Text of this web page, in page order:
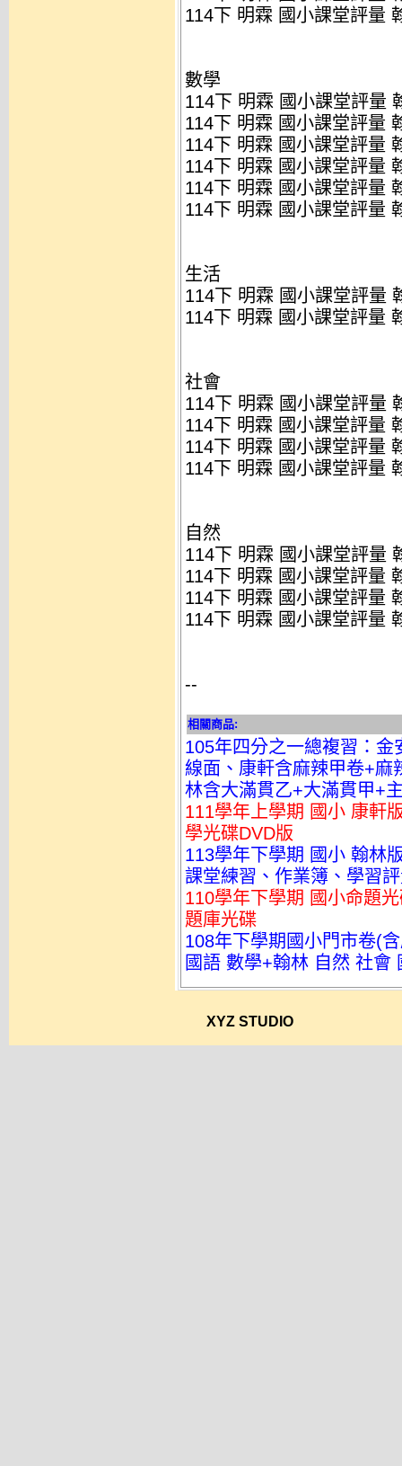
114下 明霖 國小課堂評量
數學
114下 明霖 國小課堂評量
114下 明霖 國小課堂評量
114下 明霖 國小課堂評量
114下 明霖 國小課堂評量
114下 明霖 國小課堂評量
114下 明霖 國小課堂評量
生活
114下 明霖 國小課堂評量
114下 明霖 國小課堂評量
社會
114下 明霖 國小課堂評量
114下 明霖 國小課堂評量
114下 明霖 國小課堂評量
114下 明霖 國小課堂評量
自然
114下 明霖 國小課堂評量
114下 明霖 國小課堂評量
114下 明霖 國小課堂評量
114下 明霖 國小課堂評量
--
相關商品:
105年四分之一總複習：
線面、康軒含麻辣甲卷+麻
林含大滿貫乙+大滿貫甲+
111學年上學期 國小 康軒
學光碟DVD版
113學年下學期 國小 翰林
課堂練習、作業簿、學習
110學年下學期 國小命題
題庫光碟
108年下學期國小門市卷(
國語 數學+翰林 自然 社會
XYZ STUDIO